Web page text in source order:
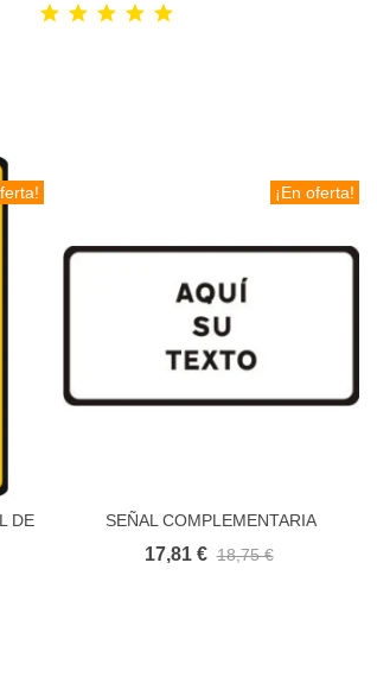
DE
¡En oferta!
Añadir al carrito
SEÑAL COMPLEMENTARIA
INFORMATIVA
17,81 € 18,75 €